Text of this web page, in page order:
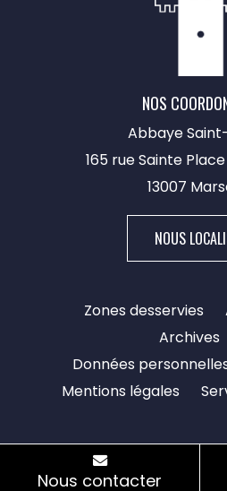
Nous contacter
NOS
Abbaye
165 rue Sainte
13007
NOUS
Zones desservies
Archives
Données
Mentions légales